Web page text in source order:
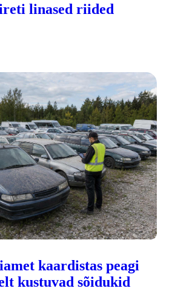
linased riided
kaardistas peagi
kustuvad sõidukid